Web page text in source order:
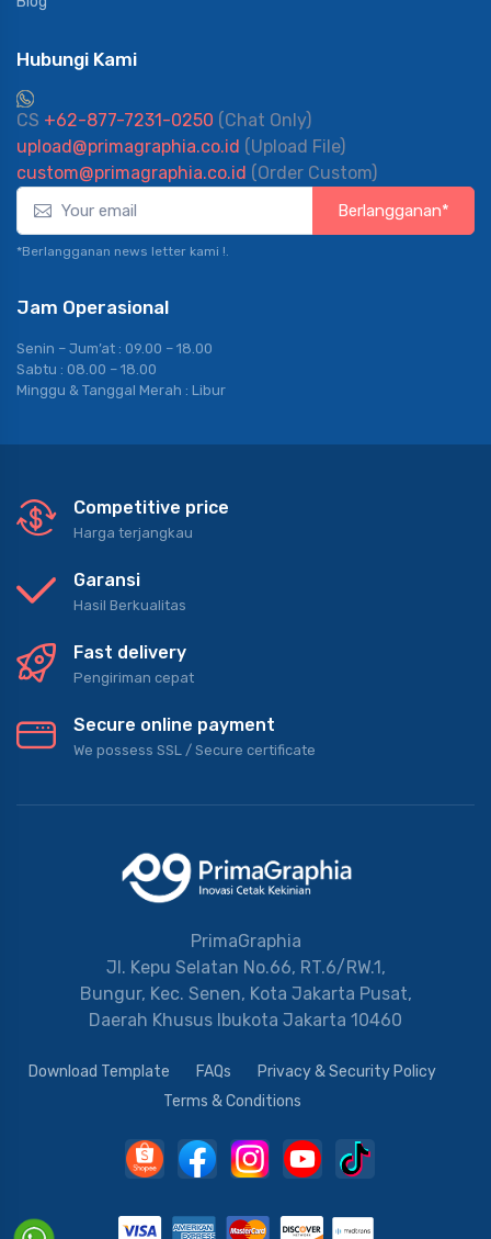
Hubungi Kami
CS +62-877-7231-0250 (Chat Only)
upload@primagraphia.co.id (Upload File)
custom@primagraphia.co.id (Order Custom)
Berlangganan*
*Berlangganan news letter kami !.
Jam Operasional
Senin – Jum’at : 09.00 – 18.00
Sabtu : 08.00 – 18.00
Minggu & Tanggal Merah : Libur
Competitive price
Harga terjangkau
Garansi
Hasil Berkualitas
Fast delivery
Pengiriman cepat
Secure online payment
We possess SSL / Secure сertificate
PrimaGraphia
Jl. Kepu Selatan No.66, RT.6/RW.1,
Bungur, Kec. Senen, Kota Jakarta Pusat,
Daerah Khusus Ibukota Jakarta 10460
Download Template FAQs
Privacy & Security Policy
Terms & Conditions